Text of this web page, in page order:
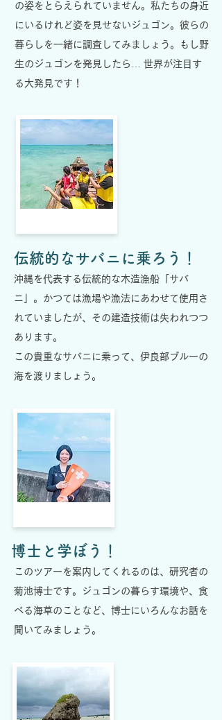
の姿をとらえられていません。私たちの身近
にいるけれど姿を見せないジュゴン。彼らの
暮らしを一緒に調査してみましょう。もし野
生のジュゴンを発見したら… 世界が注目す
る大発見です！
伝統的なサバニに乗ろう！
沖縄を代表する伝統的な木造漁船「サバ
ニ」。かつては漁場や漁法にあわせて使用さ
れていましたが、その建造技術は失われつつ
あります。
この貴重なサバニに乗って、伊良部ブルーの
海を渡りましょう。
博士と学ぼう！
このツアーを案内してくれるのは、研究者の
菊池博士です。ジュゴンの暮らす環境や、食
べる海草のことなど、博士にいろんなお話を
聞いてみましょう。